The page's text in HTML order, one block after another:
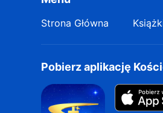
Strona Główna
Pobierz aplikację